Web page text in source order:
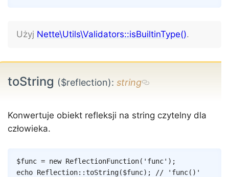
Użyj Nette\Utils\Validators::isBuiltinType().
toString ($reflection): string
Konwertuje obiekt refleksji na string czytelny dla
człowieka.
$func = new ReflectionFunction( 'func' ) ;
echo Reflection::toString($func) ; // 'func()'